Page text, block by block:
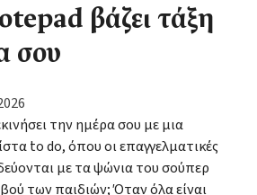
βάζει τάξη
σου
την ημέρα σου με μια
to do, όπου οι επαγγελματικές
με τα ψώνια του σούπερ
των παιδιών; Όταν όλα είναι